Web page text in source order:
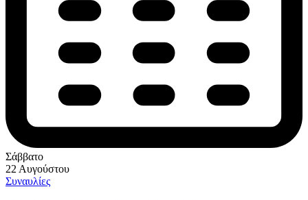
Σάββατο
22 Αυγούστου
Συναυλίες